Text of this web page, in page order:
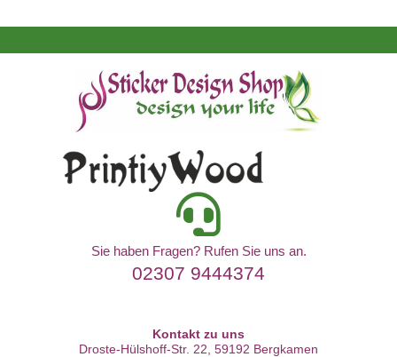
Sie haben Fragen? Rufen Sie uns an.
02307 9444374
Kontakt zu uns
Droste-Hülshoff-Str. 22, 59192 Bergkamen